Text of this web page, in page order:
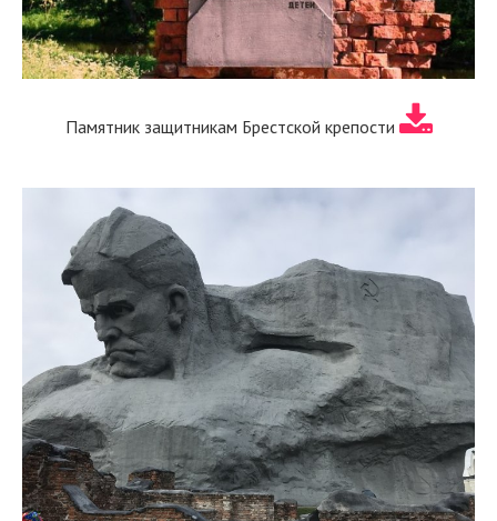
Памятник защитникам Брестской крепости